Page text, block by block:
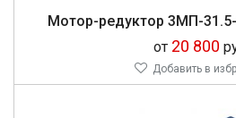
Мо­тор-ре­дук­тор 3МП-
от 20 800
Добавить в